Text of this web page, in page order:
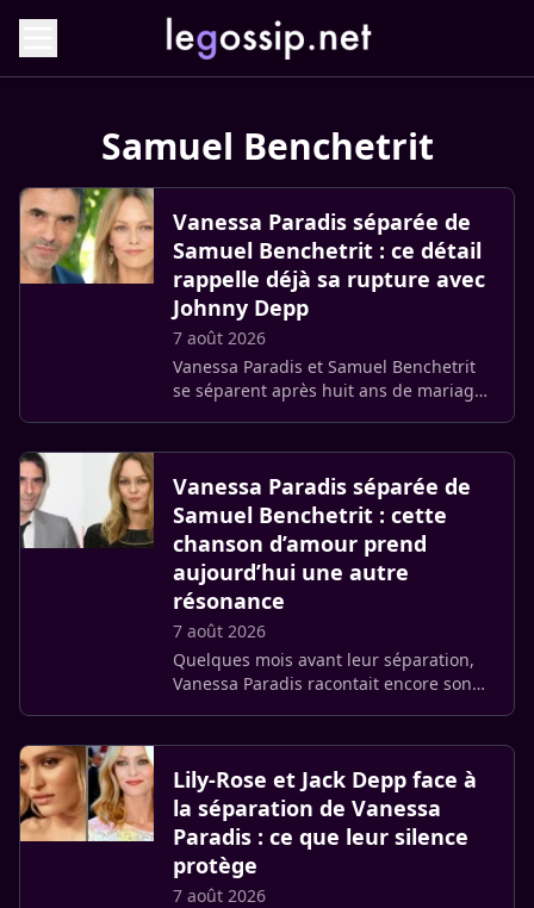
Samuel Benchetrit
Vanessa Paradis séparée de
Samuel Benchetrit : ce détail
rappelle déjà sa rupture avec
Johnny Depp
7 août 2026
Vanessa Paradis et Samuel Benchetrit
se séparent après huit ans de mariage.
Vanessa Paradis séparée de
Samuel Benchetrit : cette
chanson d’amour prend
aujourd’hui une autre
résonance
7 août 2026
Quelques mois avant leur séparation,
Vanessa Paradis racontait encore son
Lily-Rose et Jack Depp face à
la séparation de Vanessa
Paradis : ce que leur silence
protège
7 août 2026